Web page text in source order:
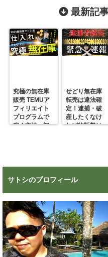
した
最新記
究極の無在庫
販売 TEMUア
フィリエイト
プログラムで
稼ぐ方法 初
せどり無在庫
転売は違法確
定！逮捕・破
産したくなけ
れば物販勢は
サトシのプロフィール